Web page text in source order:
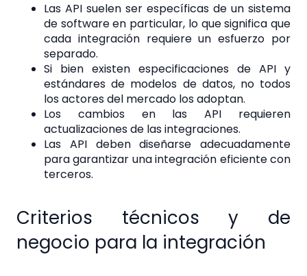
Las API suelen ser específicas de un sistema
de software en particular, lo que significa que
cada integración requiere un esfuerzo por
separado.
Si bien existen especificaciones de API y
estándares de modelos de datos, no todos
los actores del mercado los adoptan.
Los cambios en las API requieren
actualizaciones de las integraciones.
Las API deben diseñarse adecuadamente
para garantizar una integración eficiente con
terceros.
Criterios técnicos y de
negocio para la integración